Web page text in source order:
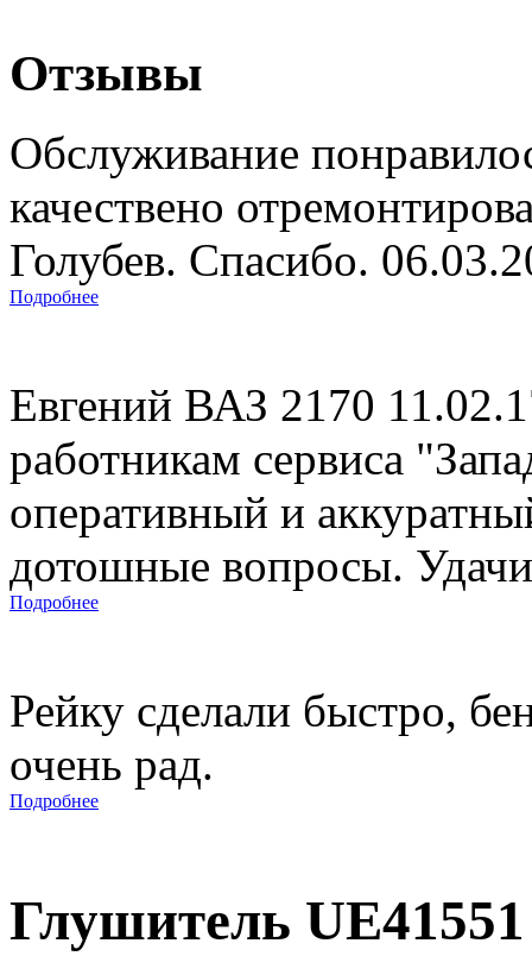
Отзывы
Обслуживание
качествено
Голубев. Спасибо.
Подробнее
Евгений ВАЗ 2170
работникам сервиса
оперативный и
дотошные вопросы. Удачи
Подробнее
Рейку сделали быстро,
очень рад.
Подробнее
Глушитель